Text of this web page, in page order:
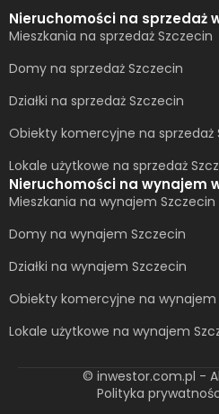
Nieruchomości na sprzedaż
Mieszkania na sprzedaż Szczecin
Domy na sprzedaż Szczecin
Działki na sprzedaż Szczecin
Obiekty komercyjne na sprzedaż
Lokale użytkowe na sprzedaż
Nieruchomości na wynajem
Mieszkania na wynajem Szczecin
Domy na wynajem Szczecin
Działki na wynajem Szczecin
Obiekty komercyjne na wynajem
Lokale użytkowe na wynajem
© inwestor.com.pl -
Polityka